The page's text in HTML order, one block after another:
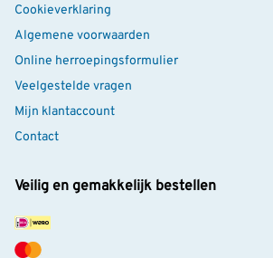
Cookieverklaring
Algemene voorwaarden
Online herroepingsformulier
Veelgestelde vragen
Mijn klantaccount
Contact
Veilig en gemakkelijk bestellen